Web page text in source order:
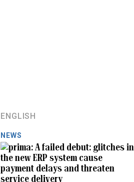
ENGLISH
NEWS
A failed debut: glitches in
the new ERP system cause
payment delays and threaten
service delivery